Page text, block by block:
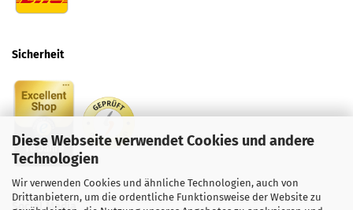
Diese Webseite verwendet Cookies und andere
Technologien
Wir verwenden Cookies und ähnliche Technologien, auch von
Drittanbietern, um die ordentliche Funktionsweise der Website zu
Sicherheit
Social Media